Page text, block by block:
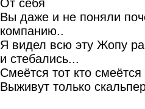
От себя
Вы даже и не поняли
компанию..
Я видел всю эту Жопу
и стебались...
Смеётся тот кто
Выживут только